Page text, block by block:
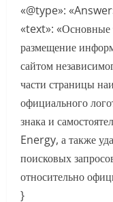
«@type»:
«text»: «Основные
размещение
сайтом
части страницы
официального
знака и
Energy, а также
поисковых
относительно
}